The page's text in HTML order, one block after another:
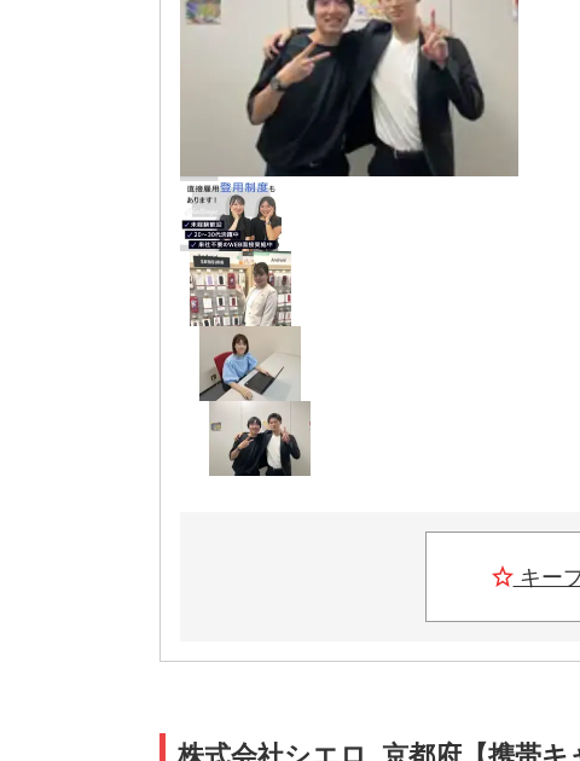
キー
株式会社シエロ_京都府【携帯